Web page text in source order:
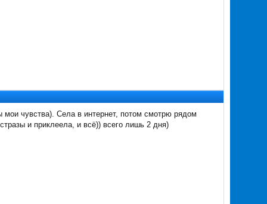
мои чувства). Села в интернет, потом смотрю рядом
и приклеела, и всё)) всего лишь 2 дня)